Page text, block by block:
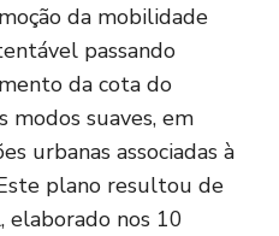
da mobilidade
passando
da cota do
suaves, em
urbanas associadas à
plano resultou de
elaborado nos 10